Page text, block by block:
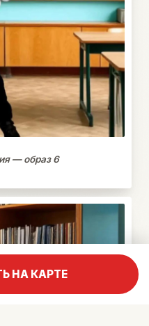
— образ 6
НА КАРТЕ